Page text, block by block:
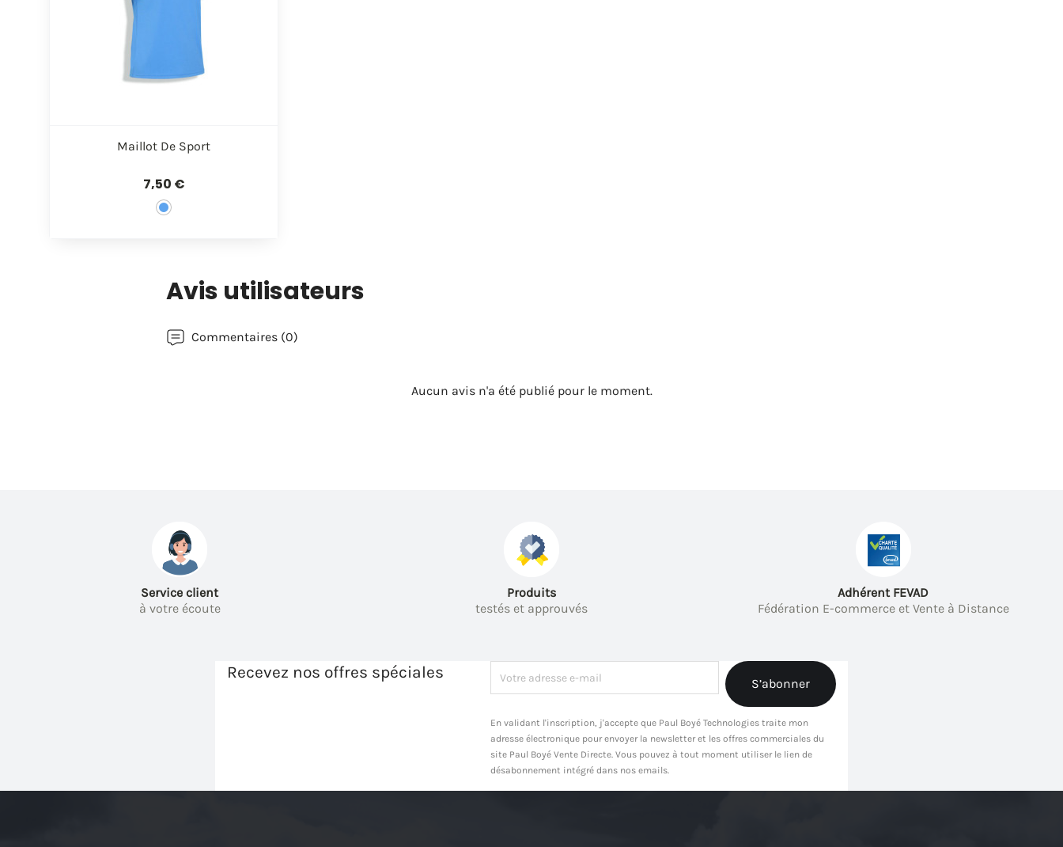
Aperçu rapide
Maillot De Sport
7,50 €
Avis utilisateurs
Commentaires (0)
Aucun avis n'a été publié pour le moment.
Service client
à votre écoute
Produits
testés et approuvés
Adhérent FEVAD
Fédération E-commerce et Vente à Distance
Recevez nos offres spéciales
En validant l'inscription, j'accepte que Paul Boyé Technologies traite mon
adresse électronique pour envoyer la newsletter et les offres commerciales du
site Paul Boyé Vente Directe. Vous pouvez à tout moment utiliser le lien de
désabonnement intégré dans nos emails.